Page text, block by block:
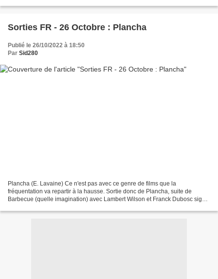
Sorties FR - 26 Octobre : Plancha
Publié le 26/10/2022 à 18:50
Par Sid280
Plancha (E. Lavaine) Ce n'est pas avec ce genre de films que la
fréquentation va repartir à la hausse. Sortie donc de Plancha, suite de
Barbecue (quelle imagination) avec Lambert Wilson et Franck Dubosc signé